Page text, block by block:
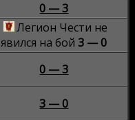
0 — 3
Легион Чести не
явился на бой3 — 0
0 — 3
3 — 0